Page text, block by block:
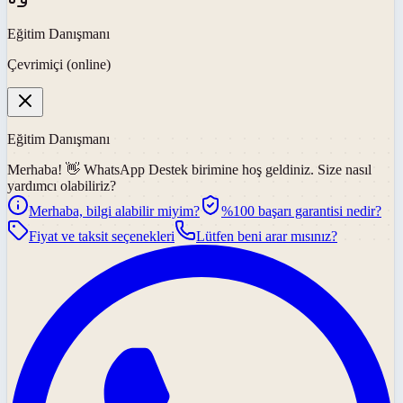
Eğitim Danışmanı
Çevrimiçi (online)
Eğitim Danışmanı
Merhaba! 👋 WhatsApp Destek birimine hoş geldiniz. Size nasıl
yardımcı olabiliriz?
Merhaba, bilgi alabilir miyim?
%100 başarı garantisi nedir?
Fiyat ve taksit seçenekleri
Lütfen beni arar mısınız?